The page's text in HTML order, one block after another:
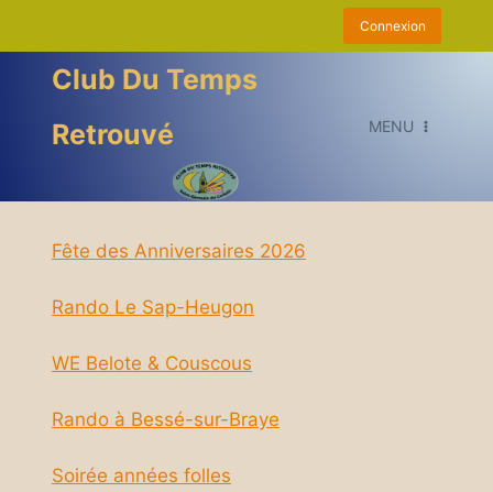
contenu
Connexion
Club Du Temps
Retrouvé
MENU
Fête des Anniversaires 2026
Rando Le Sap-Heugon
WE Belote & Couscous
Rando à Bessé-sur-Braye
Soirée années folles